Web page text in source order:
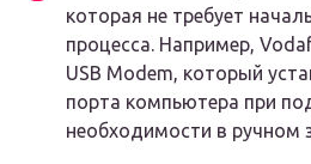
которая не требует
процесса. Например,
USB Modem, который
порта компьютера при
необходимости в ручном